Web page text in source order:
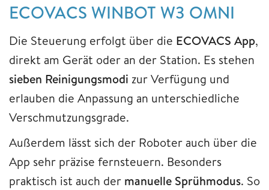
ECOVACS WINBOT W3 OMNI
Die Steuerung erfolgt über die ECOVACS App,
direkt am Gerät oder an der Station. Es stehen
sieben Reinigungsmodi zur Verfügung und
erlauben die Anpassung an unterschiedliche
Verschmutzungsgrade.
Außerdem lässt sich der Roboter auch über die
App sehr präzise fernsteuern. Besonders
praktisch ist auch der manuelle Sprühmodus. So